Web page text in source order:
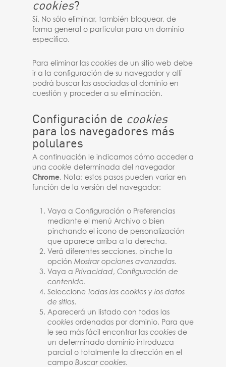
cookies?
Sí. No sólo eliminar, también bloquear, de
forma general o particular para un dominio
específico.
Para eliminar las cookies de un sitio web debe
ir a la configuración de su navegador y allí
podrá buscar las asociadas al dominio en
cuestión y proceder a su eliminación.
Configuración de cookies
para los navegadores más
polulares
A continuación le indicamos cómo acceder a
una cookie determinada del navegador
Chrome. Nota: estos pasos pueden variar en
función de la versión del navegador:
Vaya a Configuración o Preferencias
mediante el menú Archivo o bien
pinchando el icono de personalización
que aparece arriba a la derecha.
Verá diferentes secciones, pinche la
opción Mostrar opciones avanzadas.
Vaya a Privacidad, Configuración de
contenido.
Seleccione Todas las cookies y los datos
de sitios.
Aparecerá un listado con todas las
cookies ordenadas por dominio. Para que
le sea más fácil encontrar las cookies de
un determinado dominio introduzca
parcial o totalmente la dirección en el
campo Buscar cookies.